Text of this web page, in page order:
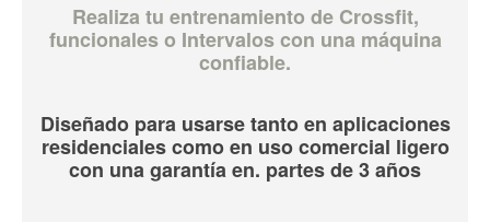
Realiza tu entrenamiento de Crossfit,
funcionales o Intervalos con una máquina
confiable.
Diseñado para usarse tanto en aplicaciones
residenciales como en uso comercial ligero
con una garantía en. partes de 3 años